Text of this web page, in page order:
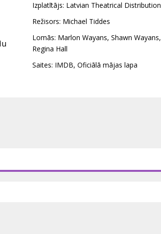
Izplatītājs: Latvian Theatrical Distribution
Režisors: Michael Tiddes
Lomās: Marlon Wayans, Shawn Wayans,
Regina Hall
Saites: IMDB, Oficiālā mājas lapa